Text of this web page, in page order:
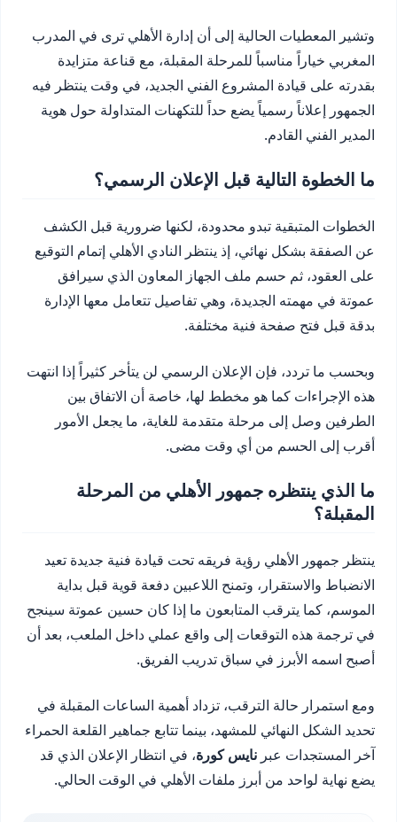
وتشير المعطيات الحالية إلى أن إدارة الأهلي ترى في المدرب
المغربي خياراً مناسباً للمرحلة المقبلة، مع قناعة متزايدة
بقدرته على قيادة المشروع الفني الجديد، في وقت ينتظر فيه
الجمهور إعلاناً رسمياً يضع حداً للتكهنات المتداولة حول هوية
المدير الفني القادم.
ما الخطوة التالية قبل الإعلان الرسمي؟
الخطوات المتبقية تبدو محدودة، لكنها ضرورية قبل الكشف
عن الصفقة بشكل نهائي، إذ ينتظر النادي الأهلي إتمام التوقيع
على العقود، ثم حسم ملف الجهاز المعاون الذي سيرافق
عموتة في مهمته الجديدة، وهي تفاصيل تتعامل معها الإدارة
بدقة قبل فتح صفحة فنية مختلفة.
وبحسب ما تردد، فإن الإعلان الرسمي لن يتأخر كثيراً إذا انتهت
هذه الإجراءات كما هو مخطط لها، خاصة أن الاتفاق بين
الطرفين وصل إلى مرحلة متقدمة للغاية، ما يجعل الأمور
أقرب إلى الحسم من أي وقت مضى.
ما الذي ينتظره جمهور الأهلي من المرحلة
المقبلة؟
ينتظر جمهور الأهلي رؤية فريقه تحت قيادة فنية جديدة تعيد
الانضباط والاستقرار، وتمنح اللاعبين دفعة قوية قبل بداية
الموسم، كما يترقب المتابعون ما إذا كان حسين عموتة سينجح
في ترجمة هذه التوقعات إلى واقع عملي داخل الملعب، بعد أن
أصبح اسمه الأبرز في سباق تدريب الفريق.
ومع استمرار حالة الترقب، تزداد أهمية الساعات المقبلة في
تحديد الشكل النهائي للمشهد، بينما تتابع جماهير القلعة الحمراء
آخر المستجدات عبر نايس كورة، في انتظار الإعلان الذي قد
يضع نهاية لواحد من أبرز ملفات الأهلي في الوقت الحالي.